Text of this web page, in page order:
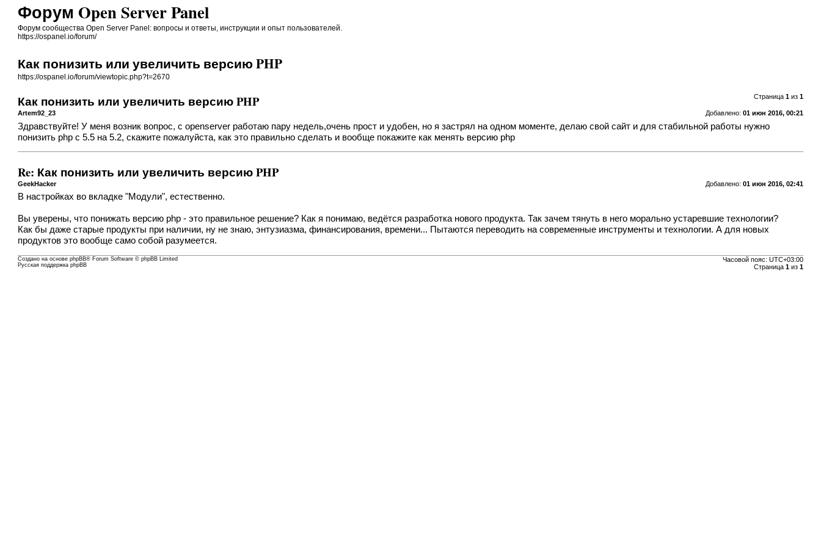
Форум Open Server Panel
Форум сообщества Open Server Panel: вопросы и ответы, инструкции и опыт пользователей.
https://ospanel.io/forum/
Как понизить или увеличить версию PHP
https://ospanel.io/forum/viewtopic.php?t=2670
Страница 1из 1
Как понизить или увеличить версию PHP
Добавлено: 01 июн 2016, 00:21
Artem92_23
Здравствуйте! У меня возник вопрос, с openserver работаю пару недель,очень прост и удобен, но я застрял на одном моменте, делаю свой сайт и для стабильной работы нужно
понизить php с 5.5 на 5.2, скажите пожалуйста, как это правильно сделать и вообще покажите как менять версию php
Re: Как понизить или увеличить версию PHP
Добавлено: 01 июн 2016, 02:41
GeekHacker
В настройках во вкладке "Модули", естественно.
Вы уверены, что понижать версию php - это правильное решение? Как я понимаю, ведётся разработка нового продукта. Так зачем тянуть в него морально устаревшие технологии?
Как бы даже старые продукты при наличии, ну не знаю, энтузиазма, финансирования, времени... Пытаются переводить на современные инструменты и технологии. А для новых
продуктов это вообще само собой разумеется.
Часовой пояс: UTC+03:00
Страница 1из 1
Создано на основеphpBB® Forum Software © phpBB Limited
Русская поддержка phpBB